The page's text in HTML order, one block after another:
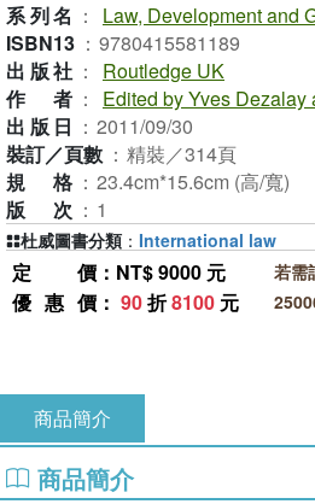
系列名 ：
Law, Development and
ISBN13 ： 9780415581189
出版社 ：
Routledge UK
作者 ：
Edited by Yves Dezalay
出版日 ： 2011/09/30
裝訂／頁數 ： 精裝／314頁
規格 ： 23.4cm*15.6cm (高/寬)
版次 ： 1
定價 ：NT$ 9000 元
優惠價 ： 90折8100 元
若需
杜威圖書分類 ： International law
商品簡介
商品簡介